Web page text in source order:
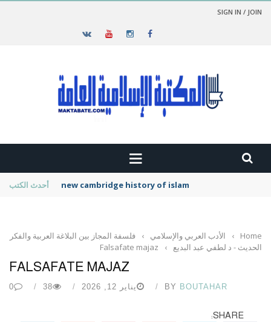
SIGN IN / JOIN
أحدث الكتب new cambridge history of islam
Home
› الأدب العربي والإسلامي ›
فلسفة المجاز بين البلاغة العربية والفكر
الحديث - د لطفي عبد البديع
›
Falsafate majaz
FALSAFATE MAJAZ
BY BOUTAHAR يناير 12, 2026 38
0
SHARE: